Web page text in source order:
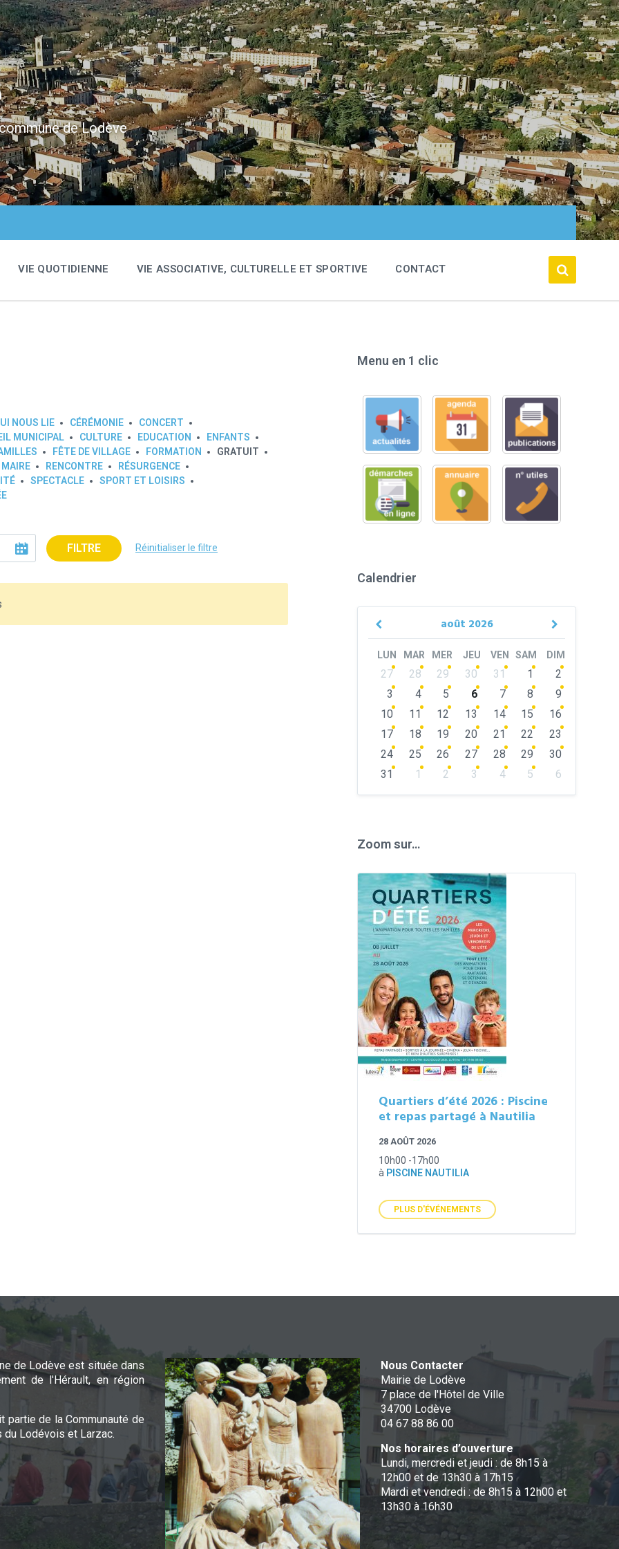
de Lodève
VIE QUOTIDIENNE VIE ASSOCIATIVE, CULTURELLE ET SPORTIVE CONTACT
NOUS LIE CÉRÉMONIE
CONCERT
MUNICIPAL CULTURE EDUCATION
ENFANTS
FÊTE DE VILLAGE FORMATION
GRATUIT
MAIRE RENCONTRE
RÉSURGENCE
SPECTACLE
SPORT ET LOISIRS
FILTRE Réinitialiser le filtre
Menu en 1 clic
Calendrier
août 2026
Previous
Next
LUN MAR MER JEU VEN SAM DIM
Skip
calendar
days
27 28 29 30 31 1
2
3
4 5 6 7 8
9
10
11 12 13 14 15
16
17
18 19 20 21 22
23
24
25 26 27 28 29
30
31
1 2 3 4 5
6
Zoom sur…
Quartiers d’été 2026 : Piscine
et repas partagé à Nautilia
28 AOÛT 2026
10h00 -17h00
à PISCINE NAUTILIA
PLUS D'ÉVÉNEMENTS
de Lodève est située dans
de l'Hérault, en région
partie de la Communauté de
du Lodévois et Larzac.
Nous Contacter
Mairie de Lodève
7 place de l'Hôtel de Ville
34700 Lodève
04 67 88 86 00
Nos horaires d’ouverture
Lundi, mercredi et jeudi : de 8h15 à
12h00 et de 13h30 à 17h15
Mardi et vendredi : de 8h15 à 12h00 et
13h30 à 16h30